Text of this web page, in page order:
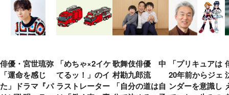
俳優・宮世琉弥
「運命を感じ
た」ドラマ『パ
「めちゃ×2イケ
てるッ！」のイ
ラストレーター
歌舞伎俳優 中
村勘九郎流
「自分の道は自
「プリキュアは
20年前からジェ
ンダーを意識し